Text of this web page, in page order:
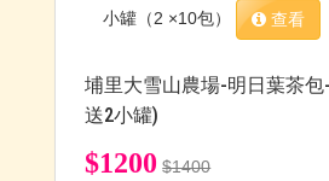
小罐（2 ×10包）
查看
埔里大雪山農場-明日葉茶
送2小罐)
$1200 $1400